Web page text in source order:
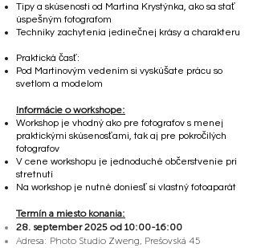
Tipy a skúsenosti od Martina Krystýnka, ako sa stať
úspešným fotografom
Techniky zachytenia jedinečnej krásy a charakteru
Praktická časť:
Pod Martinovým vedením si vyskúšate prácu so
svetlom a modelom
Informácie o workshope:
Workshop je vhodný ako pre fotografov s menej
praktickými skúsenosťami, tak aj pre pokročilých
fotografov
V cene workshopu je jednoduché občerstvenie pri
stretnutí
Na workshop je nutné doniesť si vlastný fotoaparát
Termín a miesto konania:
28. september 2025 od 10:00-16:00
Adresa: Photo Studio Zweng, Prešovská 45